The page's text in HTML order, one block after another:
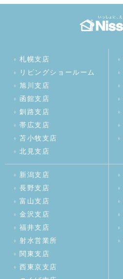
札幌支店
リビングショールーム
旭川支店
函館支店
釧路支店
帯広支店
苫小牧支店
北見支店
新潟支店
長野支店
富山支店
金沢支店
福井支店
射水営業所
関東支店
西東京支店